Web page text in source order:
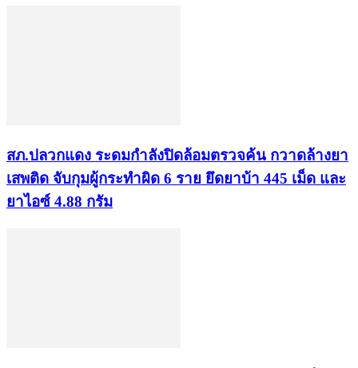
สภ.ปลวกแดง ระดมกำลังปิดล้อมตรวจค้น กวาดล้างยา
เสพติด จับกุมผู้กระทำผิด 6 ราย ยึดยาบ้า 445 เม็ด และ
ยาไอซ์ 4.88 กรัม